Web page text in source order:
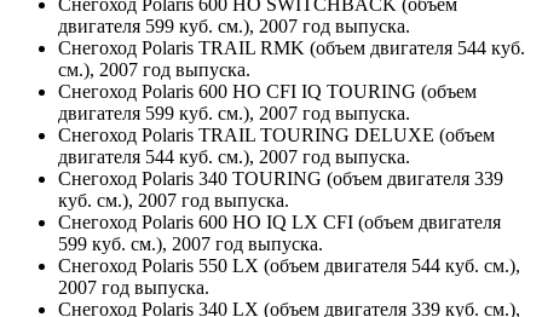
двигателя 599 куб. см.), 2007 год выпуска.
Снегоход Polaris TRAIL RMK (объем двигателя 544 куб.
см.), 2007 год выпуска.
Снегоход Polaris 600 HO CFI IQ TOURING (объем
двигателя 599 куб. см.), 2007 год выпуска.
Снегоход Polaris TRAIL TOURING DELUXE (объем
двигателя 544 куб. см.), 2007 год выпуска.
Снегоход Polaris 340 TOURING (объем двигателя 339
куб. см.), 2007 год выпуска.
Снегоход Polaris 600 HO IQ LX CFI (объем двигателя
599 куб. см.), 2007 год выпуска.
Снегоход Polaris 550 LX (объем двигателя 544 куб. см.),
2007 год выпуска.
Снегоход Polaris 340 LX (объем двигателя 339 куб. см.),